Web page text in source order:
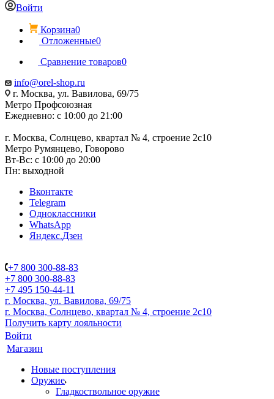
Войти
Корзина0
Отложенные0
Сравнение товаров0
info@orel-shop.ru
г. Москва, ул. Вавилова, 69/75
Метро Профсоюзная
Ежедневно: с 10:00 до 21:00
г. Москва, Солнцево, квартал № 4, строение 2с10
Метро Румянцево, Говорово
Вт-Вс: с 10:00 до 20:00
Пн: выходной
Вконтакте
Telegram
Одноклассники
WhatsApp
Яндекс.Дзен
+7 800 300-88-83
+7 800 300-88-83
+7 495 150-44-11
г. Москва, ул. Вавилова, 69/75
г. Москва, Солнцево, квартал № 4, строение 2с10
Получить карту лояльности
Войти
Магазин
Новые поступления
Оружие
Гладкоствольное оружие